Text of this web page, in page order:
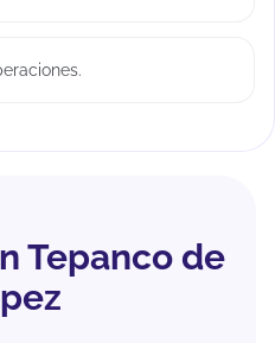
Tepanco de